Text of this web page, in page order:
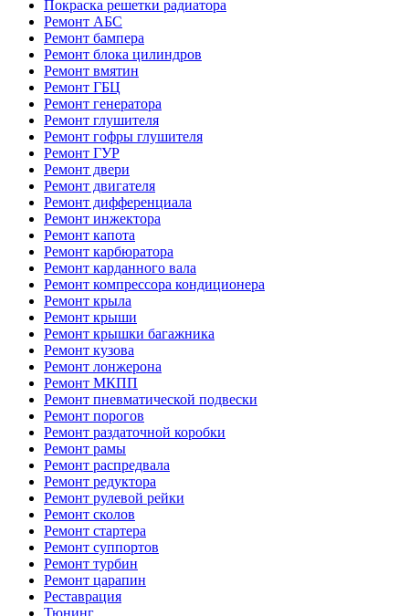
Покраска решетки радиатора
Ремонт АБС
Ремонт бампера
Ремонт блока цилиндров
Ремонт вмятин
Ремонт ГБЦ
Ремонт генератора
Ремонт глушителя
Ремонт гофры глушителя
Ремонт ГУР
Ремонт двери
Ремонт двигателя
Ремонт дифференциала
Ремонт инжектора
Ремонт капота
Ремонт карбюратора
Ремонт карданного вала
Ремонт компрессора кондиционера
Ремонт крыла
Ремонт крыши
Ремонт крышки багажника
Ремонт кузова
Ремонт лонжерона
Ремонт МКПП
Ремонт пневматической подвески
Ремонт порогов
Ремонт раздаточной коробки
Ремонт рамы
Ремонт распредвала
Ремонт редуктора
Ремонт рулевой рейки
Ремонт сколов
Ремонт стартера
Ремонт суппортов
Ремонт турбин
Ремонт царапин
Реставрация